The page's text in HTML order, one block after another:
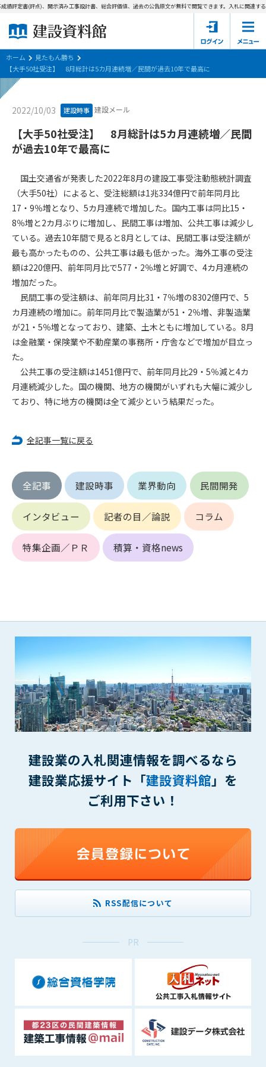
建設資料館とは
東京都の入札資料
国土交通省の入札資料
見たもん勝ち
会員登録について
サポーター会員一覧
会社概要 お問い合わせ
個人情報保護方針
会員規約
評定書(評点)、開示済み工事設計書、総合評価値、過去の公告原文が無料で閲覧できます。入札に関連する
ホーム
見たもん勝ち
【大手50社受注】 8月総計は5カ月連続増／民間が過去10年で最高に
2022/10/03 建設時事 建設メール
【大手50社受注】 8月総計は5カ月連続増／民間
が過去10年で最高に
国土交通省が発表した2022年8月の建設工事受注動態統計調査
（大手50社）によると、受注総額は1兆334億円で前年同月比
17・9％増となり、5カ月連続で増加した。国内工事は同比15・
8％増と2カ月ぶりに増加し、民間工事は増加、公共工事は減少し
ている。過去10年間で見ると8月としては、民間工事は受注額が
最も高かったものの、公共工事は最も低かった。海外工事の受注
額は220億円、前年同月比で577・2％増と好調で、4カ月連続の
増加だった。
民間工事の受注額は、前年同月比31・7％増の8302億円で、5
カ月連続の増加に。前年同月比で製造業が51・2％増、非製造業
が21・5％増となっており、建築、土木ともに増加している。8月
は金融業・保険業や不動産業の事務所・庁舎などで増加が目立っ
た。
公共工事の受注額は1451億円で、前年同月比29・5％減と4カ
月連続減少した。国の機関、地方の機関がいずれも大幅に減少し
ており、特に地方の機関は全て減少という結果だった。
全記事一覧に戻る
全記事 建設時事 業界動向 民間開発
インタビュー 記者の目／論説 コラム
特集企画／ＰＲ 積算・資格news
建設業の入札関連情報を調べるなら
建設業応援サイト「建設資料館」を
ご利用下さい！
RSS配信について
PR
第1条（規約の目的）
会員サービスの利用条件等について定めるものです。
2. 管理者が建設資料館WEB上で随時掲載するルールは本規約の
一部を構成するものとします。
第2条（規約の変更）
本規約は、会員の了承を得ることなく、随時変更されることが
あります。変更内容は、建設資料館WEB上に表示した時点で直
ちに全ての会員が了承したものとみなします。
第4条（会員審査および資格の取り消し）
会員とは、本規約を承諾の上、所定の会員申込手続きを完了
後、管理者がこれを承認した者をいいます。
第4条（会員の定義と登録）
の何れかの項目に該当することがわかった場合、その者の会
員としての権限を承認しないことがあります。
(1) 会員申し込みをした者が実在しなかった場合
(4) 会員申込者が管理者所定の手続き通りに会員申込手続き処
2. 管理者は承認後であっても承認した会員が前項の何れかに該
当することが判明した場合、会員資格を取り消すことがあり
第5条（IDおよびパスワードの管理）
1. 会員は申込の際に管理者が発行したIDおよびパスワードの使
用および管理について責任を負うものとします。
を負うものとし、管理者は一切責任を負いません。
第6条（会員の禁止事項）
1. 会員は建設資料館WEB上で以下の行為をしないものとしま
す。
(1) 第三者または管理者の著作権、その他知的所有権を侵害す
る行為
為
(3) 第三者または管理者を誹謗中傷する行為
(4) 有害なコンピュータプログラム等を送信又は書き込む行為
(5) 第三者に不利益を与える行為
(6) 管理者が承認していない営利を目的とした行為
(8) 犯罪的行為に結びつく行為
(9) その他、法律に反する行為
(10) 建設資料館から知り得た情報及びダウンロードした情報
を、営利を目的として第三者に転売し、または転売のため
に第三者に提供すること
第7条（登録内容の削除）
恐れのあるものは、会員の承諾なく削除できるものとします。
(1) 登録されている情報が、第6条の定める禁止事項に該当する
(2) 建設資料館の運営および保守管理上、必要と判断した場合
(3) 広告掲載料金の支払が遅延した場合
(4) その他、管理者が不適当と判断した場合
第8条（サービスの変更・中止等）
管理者は、会員の承諾なく、本サービス内容の変更(新規追加、